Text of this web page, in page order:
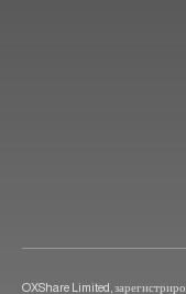
OXShare Limited,